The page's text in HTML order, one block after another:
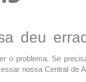
deu
o problema. Se
nossa Central de